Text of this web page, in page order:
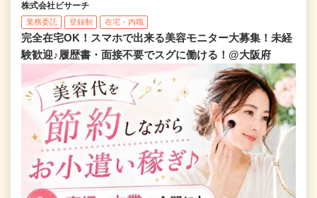
株式会社ビサーチ
業務委託 登録制 在宅・内職
完全在宅OK！スマホで出来る美容モニター大募集！未経
験歓迎♪履歴書・面接不要でスグに働ける！@大阪府